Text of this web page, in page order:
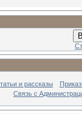
и рассказы
Связь с